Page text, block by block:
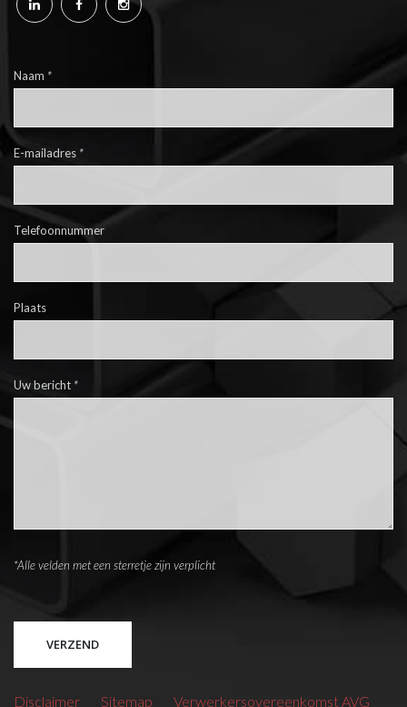
Naam *
E-mailadres *
Telefoonnummer
Plaats
Uw bericht *
*Alle velden met een sterretje zijn verplicht
Disclaimer Sitemap Verwerkersovereenkomst AVG